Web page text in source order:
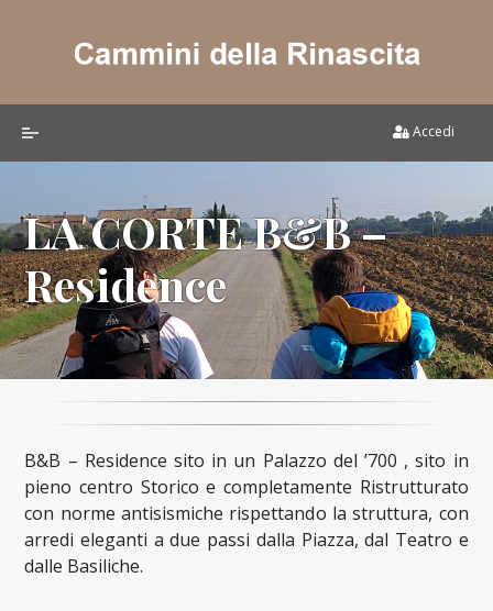
Accedi
LA CORTE B&B –
Residence
B&B – Residence sito in un Palazzo del ’700 , sito in
pieno centro Storico e completamente Ristrutturato
con norme antisismiche rispettando la struttura, con
arredi eleganti a due passi dalla Piazza, dal Teatro e
dalle Basiliche.